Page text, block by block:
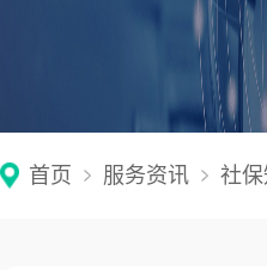
首页 服务资讯 社